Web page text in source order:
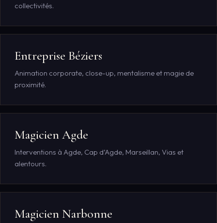
collectivités.
Entreprise Béziers
Animation corporate, close-up, mentalisme et magie de
proximité.
Magicien Agde
Interventions à Agde, Cap d’Agde, Marseillan, Vias et
alentours.
Magicien Narbonne